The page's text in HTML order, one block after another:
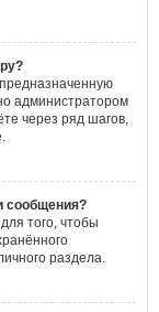
администратором
через ряд шагов,
сообщения?
того, чтобы
раздела.